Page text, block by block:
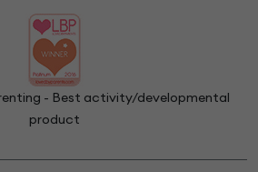
- Best activity/developmental
product